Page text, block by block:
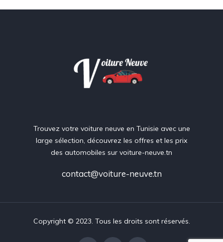
Trouvez votre voiture neuve en Tunisie avec une
large sélection, découvrez les offres et les prix
des automobiles sur voiture-neuve.tn
contact@voiture-neuve.tn
Copyright © 2023. Tous les droits sont réservés.